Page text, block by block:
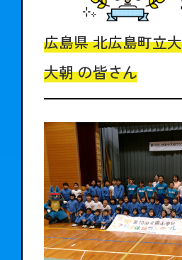
広島県 北広島町立
大朝 の皆さん